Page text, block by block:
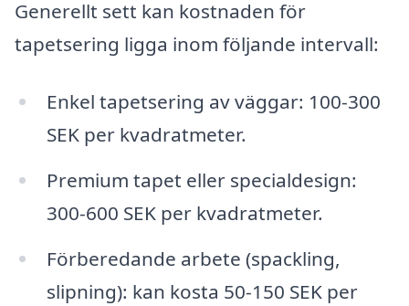
Generellt sett kan kostnaden för
tapetsering ligga inom följande intervall:
Enkel tapetsering av väggar: 100-300
SEK per kvadratmeter.
Premium tapet eller specialdesign:
300-600 SEK per kvadratmeter.
Förberedande arbete (spackling,
slipning): kan kosta 50-150 SEK per